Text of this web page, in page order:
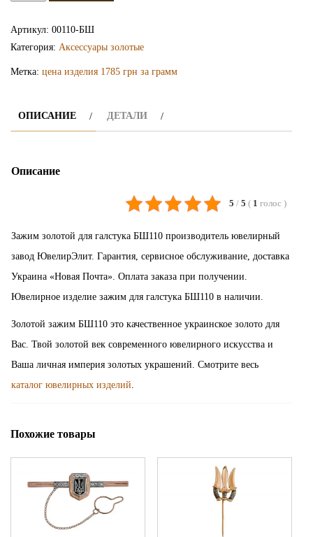
Артикул: 00110-БШ
Категория: Аксессуары золотые
Метка: цена изделия 1785 грн за грамм
ОПИСАНИЕ ДЕТАЛИ
Описание
5 / 5 ( 1 голос )
Зажим золотой для галстука БШ110 производитель ювелирный
завод ЮвелирЭлит. Гарантия, сервисное обслуживание, доставка
Украина «Новая Почта». Оплата заказа при получении.
Ювелирное изделие зажим для галстука БШ110 в наличии.
Золотой зажим БШ110 это качественное украинское золото для
Вас. Твой золотой век современного ювелирного искусства и
Ваша личная империя золотых украшений. Смотрите весь
каталог ювелирных изделий
Похожие товары